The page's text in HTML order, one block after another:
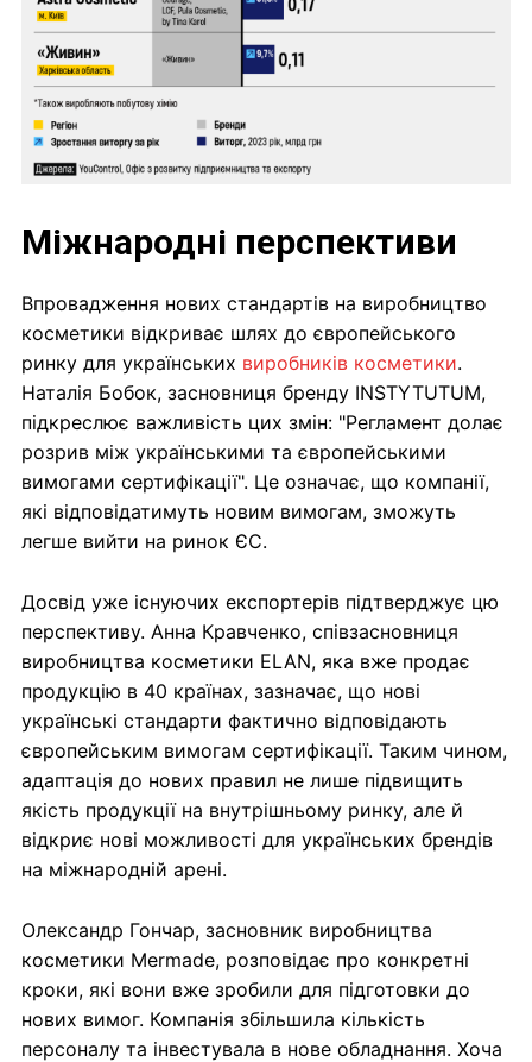
Міжнародні перспективи
Впровадження нових стандартів на виробництво
косметики відкриває шлях до європейського
ринку для українських виробників косметики.
Наталія Бобок, засновниця бренду INSTYTUTUM,
підкреслює важливість цих змін: "Регламент долає
розрив між українськими та європейськими
вимогами сертифікації". Це означає, що компанії,
які відповідатимуть новим вимогам, зможуть
легше вийти на ринок ЄС.
Досвід уже існуючих експортерів підтверджує цю
перспективу. Анна Кравченко, співзасновниця
виробництва косметики ELAN, яка вже продає
продукцію в 40 країнах, зазначає, що нові
українські стандарти фактично відповідають
європейським вимогам сертифікації. Таким чином,
адаптація до нових правил не лише підвищить
якість продукції на внутрішньому ринку, але й
відкриє нові можливості для українських брендів
на міжнародній арені.
Олександр Гончар, засновник виробництва
косметики Mermade, розповідає про конкретні
кроки, які вони вже зробили для підготовки до
нових вимог. Компанія збільшила кількість
персоналу та інвестувала в нове обладнання. Хоча